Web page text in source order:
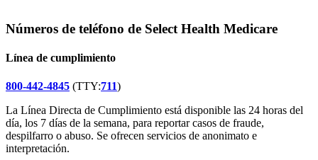
Números de teléfono de Select Health Medicare
Línea de cumplimiento
800-442-4845 (TTY:711)
La Línea Directa de Cumplimiento está disponible las 24 horas del
día, los 7 días de la semana, para reportar casos de fraude,
despilfarro o abuso. Se ofrecen servicios de anonimato e
interpretación.